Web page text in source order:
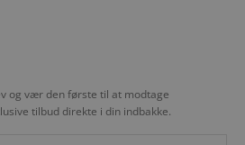
og vær den første til at modtage
tilbud direkte i din indbakke.